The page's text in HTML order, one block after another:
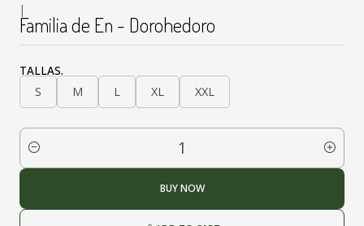
|
Familia de En - Dorohedoro
TALLAS.
S
M L XL XXL
Quantity
BUY NOW